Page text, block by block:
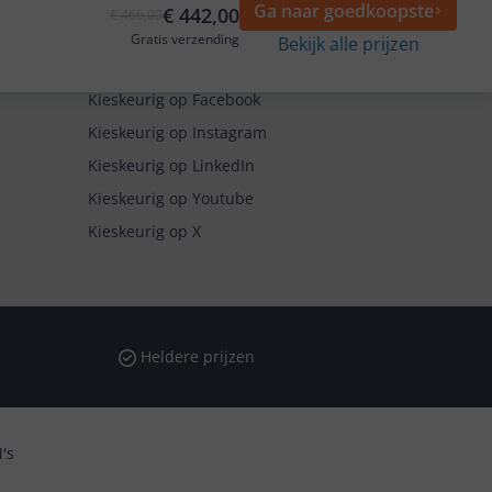
€ 442,00
Gratis verzending
Ga naar goedkoopste
Bekijk alle prijzen
Kieskeurig op Facebook
Kieskeurig op Instagram
Kieskeurig op LinkedIn
Kieskeurig op Youtube
Kieskeurig op X
Heldere prijzen